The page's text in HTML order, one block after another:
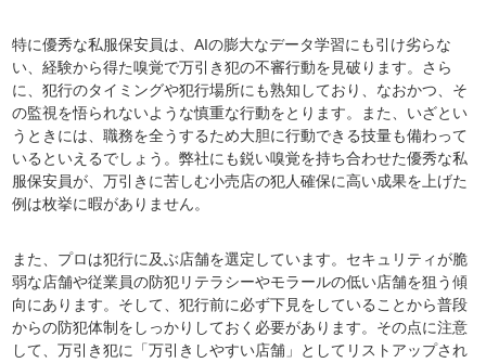
特に優秀な私服保安員は、AIの膨大なデータ学習にも引け劣らな
い、経験から得た嗅覚で万引き犯の不審行動を見破ります。さら
に、犯行のタイミングや犯行場所にも熟知しており、なおかつ、そ
の監視を悟られないような慎重な行動をとります。また、いざとい
うときには、職務を全うするため大胆に行動できる技量も備わって
いるといえるでしょう。弊社にも鋭い嗅覚を持ち合わせた優秀な私
服保安員が、万引きに苦しむ小売店の犯人確保に高い成果を上げた
例は枚挙に暇がありません。
また、プロは犯行に及ぶ店舗を選定しています。セキュリティが脆
弱な店舗や従業員の防犯リテラシーやモラールの低い店舗を狙う傾
向にあります。そして、犯行前に必ず下見をしていることから普段
からの防犯体制をしっかりしておく必要があります。その点に注意
して、万引き犯に「万引きしやすい店舗」としてリストアップされ